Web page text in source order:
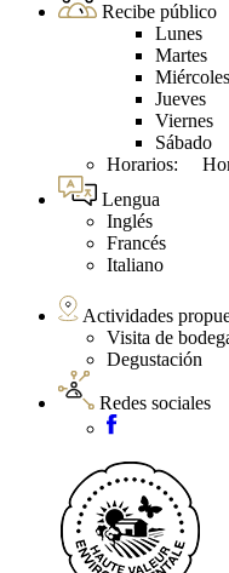
Recibe público
Lunes
Martes
Miércoles
Jueves
Viernes
Sábado
Horarios:
Lengua
Inglés
Francés
Italiano
Actividades
Visita de
Degustación
Redes sociales